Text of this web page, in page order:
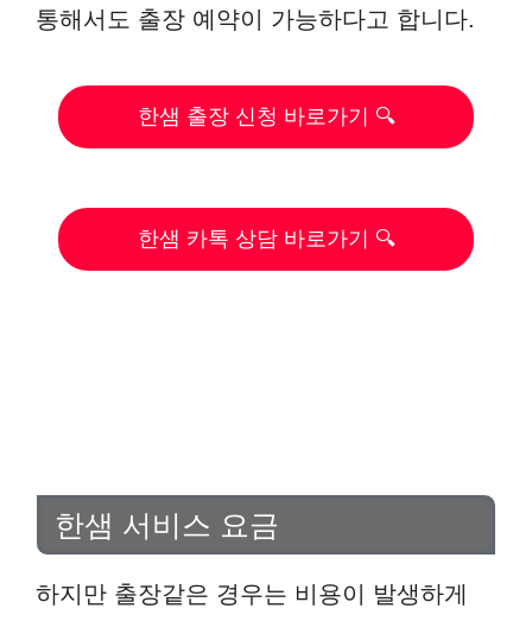
통해서도 출장 예약이 가능하다고 합니다.
한샘 출장 신청 바로가기 🔍
한샘 카톡 상담 바로가기 🔍
한샘 서비스 요금
하지만 출장같은 경우는 비용이 발생하게